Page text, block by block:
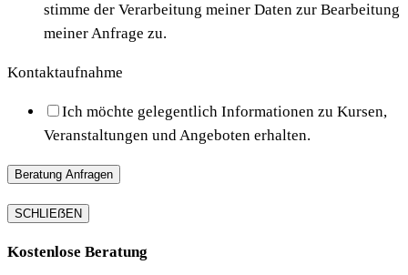
stimme der Verarbeitung meiner Daten zur Bearbeitung
meiner Anfrage zu.
Kontaktaufnahme
Ich möchte gelegentlich Informationen zu Kursen,
Veranstaltungen und Angeboten erhalten.
Beratung Anfragen
SCHLIEẞEN
Kostenlose Beratung